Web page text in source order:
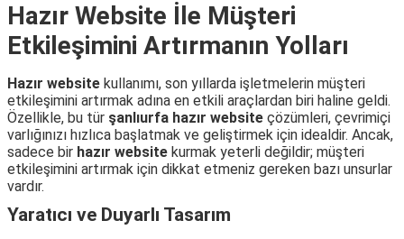
Hazır Website İle Müşteri
Etkileşimini Artırmanın Yolları
Hazır website kullanımı, son yıllarda işletmelerin müşteri
etkileşimini artırmak adına en etkili araçlardan biri haline geldi.
Özellikle, bu tür şanlıurfa hazır website çözümleri, çevrimiçi
varlığınızı hızlıca başlatmak ve geliştirmek için idealdir. Ancak,
sadece bir hazır website kurmak yeterli değildir; müşteri
etkileşimini artırmak için dikkat etmeniz gereken bazı unsurlar
vardır.
Yaratıcı ve Duyarlı Tasarım